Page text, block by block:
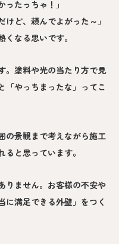
ったっちゃ！」
けど、頼んでよがった～」
なる思いです。
。塗料や光の当たり方で見
「やっちまったな」ってこ
の景観まで考えながら施工
と思っています。
りません。お客様の不安や
に満足できる外壁」をつく